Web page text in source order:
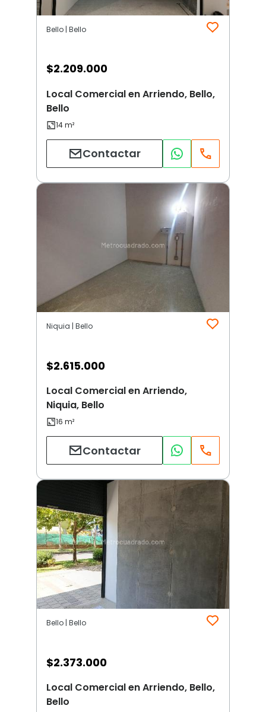
Bello | Bello
$2.209.000
Local Comercial en Arriendo, Bello,
Bello
Contactar
Niquia | Bello
$2.615.000
Local Comercial en Arriendo,
Niquia, Bello
Contactar
Bello | Bello
$2.373.000
Local Comercial en Arriendo, Bello,
Bello